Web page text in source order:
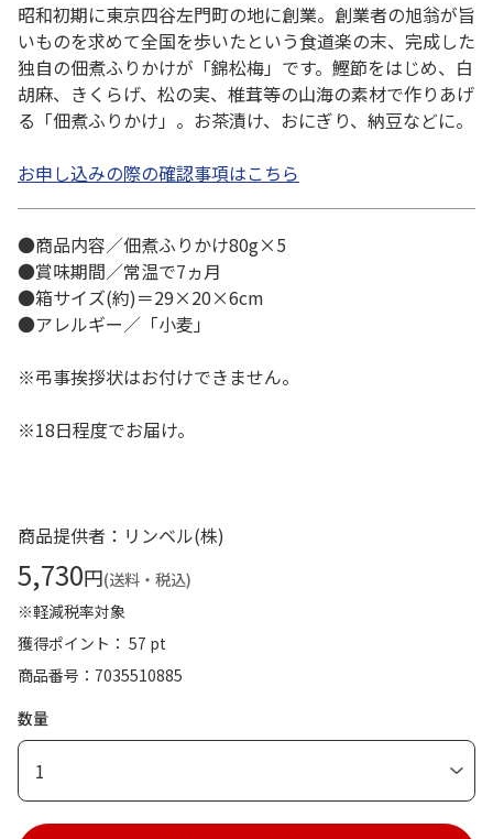
昭和初期に東京四谷左門町の地に創業。創業者の旭翁が旨
いものを求めて全国を歩いたという食道楽の末、完成した
独自の佃煮ふりかけが「錦松梅」です。鰹節をはじめ、白
胡麻、きくらげ、松の実、椎茸等の山海の素材で作りあげ
る「佃煮ふりかけ」。お茶漬け、おにぎり、納豆などに。
お申し込みの際の確認事項はこちら
●商品内容／佃煮ふりかけ80g×5
●賞味期間／常温で7ヵ月
●箱サイズ(約)＝29×20×6cm
●アレルギー／「小麦」
※弔事挨拶状はお付けできません。
※18日程度でお届け。
商品提供者：リンベル(株)
5,730円(送料・税込)
※軽減税率対象
獲得ポイント： 57 pt
商品番号
7035510885
数量
1